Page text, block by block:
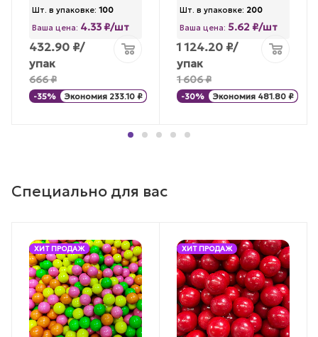
Шт. в упаковке: 100
Ваша цена: 4.33 ₽/шт
432.90 ₽/
упак
666₽
-35% Экономия 233.10 ₽
Шт. в упаковке: 200
Ваша цена: 5.62 ₽/шт
1 124.20 ₽/
упак
1 606₽
-30% Экономия 481.80 ₽
Специально для вас
ХИТ ПРОДАЖ ХИТ ПРОДАЖ